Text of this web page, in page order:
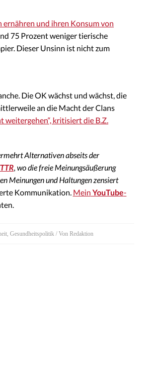
ernähren und ihren Konsum von
75 Prozent weniger tierische
Dieser Unsinn ist nicht zum
Die OK wächst und wächst, die
an die Macht der Clans
weitergehen“, kritisiert die B.Z.
Alternativen abseits der
, wo die freie Meinungsäußerung
Meinungen und Haltungen zensiert
Kommunikation. Mein YouTube-
Gesundheitspolitik / Von Redaktion